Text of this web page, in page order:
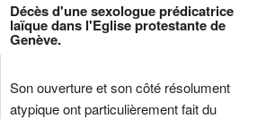
Décès d'une sexologue prédicatrice
laïque dans l'Eglise protestante de
Genève.
Son ouverture et son côté résolument
atypique ont particulièrement fait du